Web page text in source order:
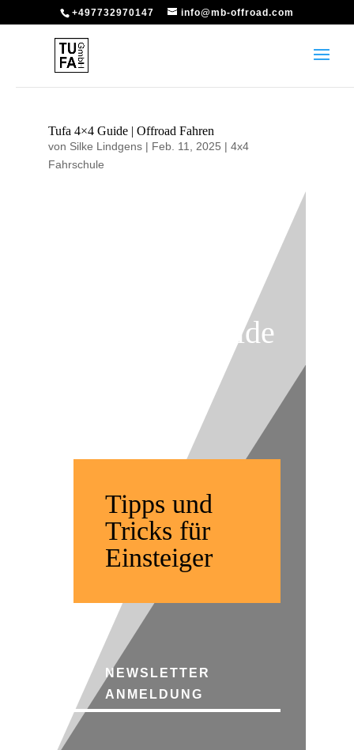
+497732970147 info@mb-offroad.com
Tufa 4×4 Guide | Offroad Fahren
von Silke Lindgens| Feb. 11, 2025 | 4x4
Fahrschule
Tufa 4×4 Guide
Tipps und
Tricks für
Einsteiger
NEWSLETTER
ANMELDUNG